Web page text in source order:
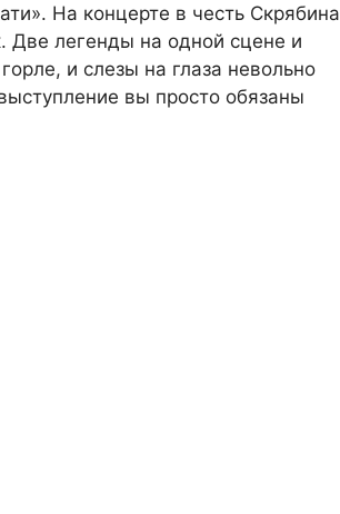
На концерте в честь Скрябина
Две легенды на одной сцене и
и слезы на глаза невольно
вы просто обязаны